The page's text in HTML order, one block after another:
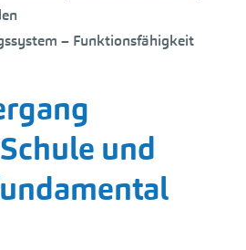
– Funktionsfähigkeit
und